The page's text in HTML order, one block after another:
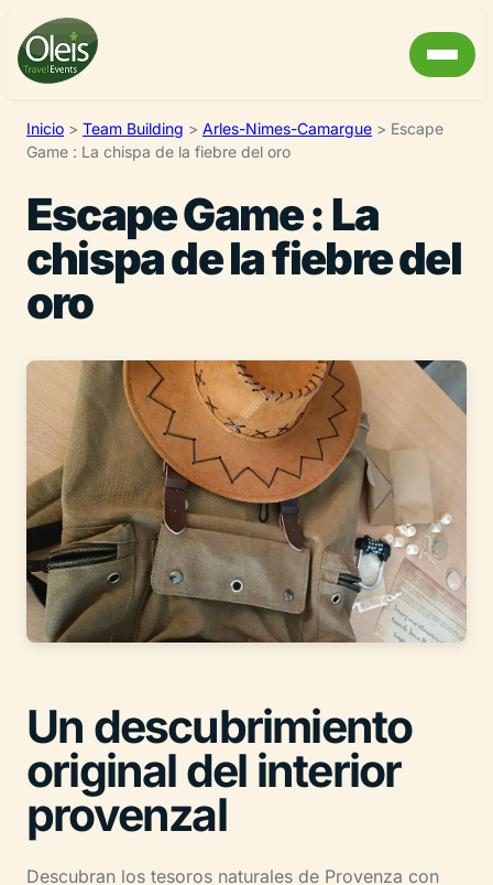
Inicio > Team Building > Arles-Nimes-Camargue > Escape
Game : La chispa de la fiebre del oro
Escape Game : La
chispa de la fiebre del
oro
Un descubrimiento
original del interior
provenzal
Descubran los tesoros naturales de Provenza con